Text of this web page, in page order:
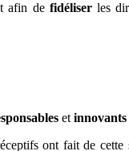
afin de fidéliserles
et innovants
ont fait de cette